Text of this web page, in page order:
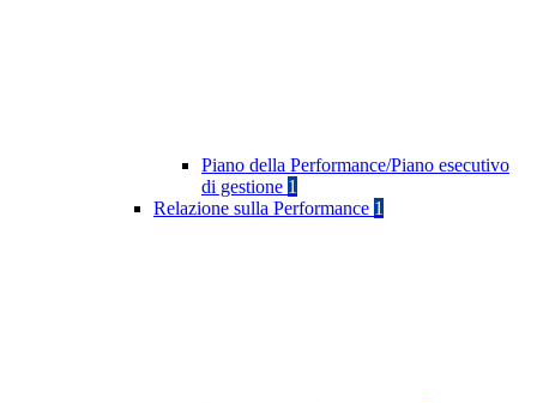
Piano della Performance/Piano esecutivo
di gestione 1
Relazione sulla Performance 1